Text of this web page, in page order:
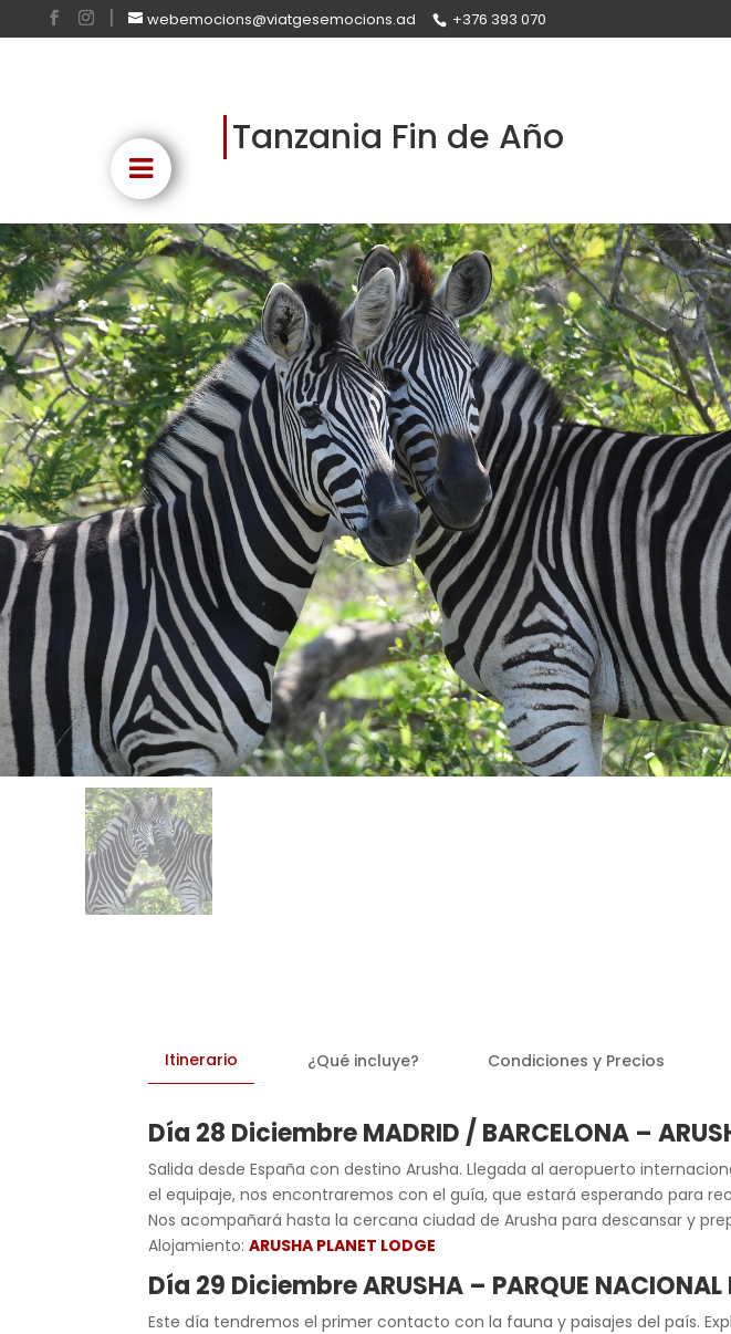
webemocions@viatgesemocions.ad +376 393 070
Tanzania Fin de Año
Itinerario ¿Qué incluye? Condiciones y Precios
Día 28 Diciembre MADRID / BARCELONA –
Salida desde España con destino Arusha. Llegada al aeropuerto
el equipaje, nos encontraremos con el guía, que estará esperando para
Nos acompañará hasta la cercana ciudad de Arusha para descansar y
Alojamiento:ARUSHA PLANET LODGE
Día 29 Diciembre ARUSHA – PARQUE NACIONAL
Este día tendremos el primer contacto con la fauna y paisajes del país.